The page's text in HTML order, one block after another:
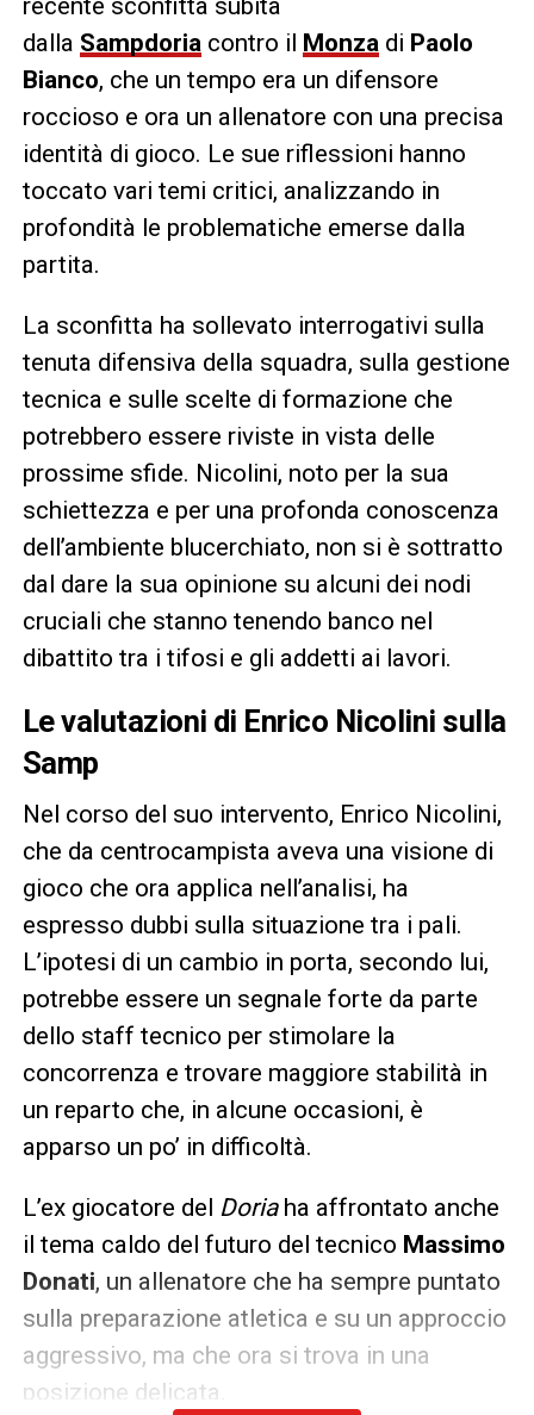
recente sconfitta subita
dalla Sampdoriacontro il Monza di Paolo
Bianco, che un tempo era un difensore
roccioso e ora un allenatore con una precisa
identità di gioco. Le sue riflessioni hanno
toccato vari temi critici, analizzando in
profondità le problematiche emerse dalla
partita.
La sconfitta ha sollevato interrogativi sulla
tenuta difensiva della squadra, sulla gestione
tecnica e sulle scelte di formazione che
potrebbero essere riviste in vista delle
prossime sfide. Nicolini, noto per la sua
schiettezza e per una profonda conoscenza
dell’ambiente blucerchiato, non si è sottratto
dal dare la sua opinione su alcuni dei nodi
cruciali che stanno tenendo banco nel
dibattito tra i tifosi e gli addetti ai lavori.
Le valutazioni di Enrico Nicolini sulla
Samp
Nel corso del suo intervento, Enrico Nicolini,
che da centrocampista aveva una visione di
gioco che ora applica nell’analisi, ha
espresso dubbi sulla situazione tra i pali.
L’ipotesi di un cambio in porta, secondo lui,
potrebbe essere un segnale forte da parte
dello staff tecnico per stimolare la
concorrenza e trovare maggiore stabilità in
un reparto che, in alcune occasioni, è
apparso un po’ in difficoltà.
L’ex giocatore del Doriaha affrontato anche
il tema caldo del futuro del tecnico Massimo
Donati, un allenatore che ha sempre puntato
sulla preparazione atletica e su un approccio
aggressivo, ma che ora si trova in una
posizione delicata.